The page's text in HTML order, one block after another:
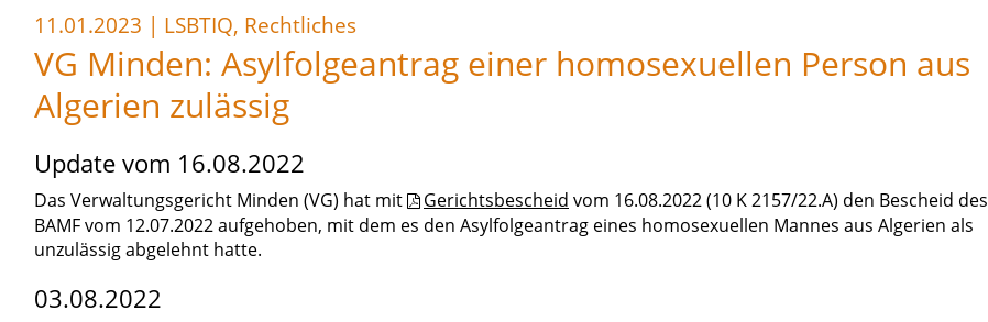
11.01.2023 | LSBTIQ, Rechtliches
VG Minden: Asylfolgeantrag einer homosexuellen Person aus
Algerien zulässig
Update vom 16.08.2022
Das Verwaltungsgericht Minden (VG) hat mit Gerichtsbescheid vom 16.08.2022 (10 K 2157/22.A) den Bescheid des
BAMF vom 12.07.2022 aufgehoben, mit dem es den Asylfolgeantrag eines homosexuellen Mannes aus Algerien als
unzulässig abgelehnt hatte.
03.08.2022